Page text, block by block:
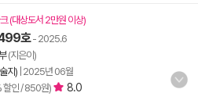
(대상도서 2만원 이상)
호- 2025.6
(지은이)
지) 2025년 06월
할인 / 850원) 8.0